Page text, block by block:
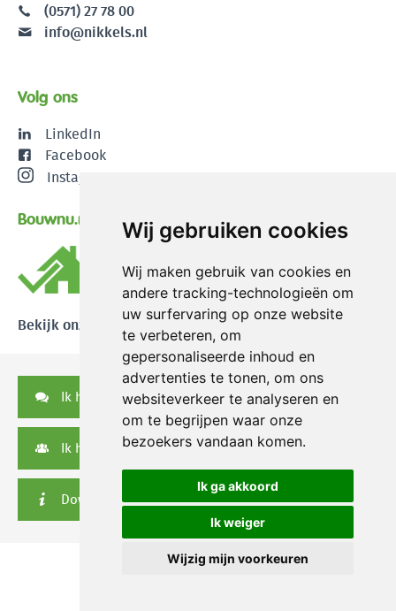
Wij gebruiken cookies
Wij maken gebruik van cookies en
andere tracking-technologieën om
uw surfervaring op onze website
te verbeteren, om
gepersonaliseerde inhoud en
advertenties te tonen, om ons
websiteverkeer te analyseren en
om te begrijpen waar onze
bezoekers vandaan komen.
Ik ga akkoord
Ik weiger
Wijzig mijn voorkeuren
(0571) 27 78 00
info@nikkels.nl
Volg ons
LinkedIn
Facebook
Instagram
Bouwnu.nl
Bekijk onze reviews
Ik heb een vraag
Ik heb een serviceverzoek
Downloads